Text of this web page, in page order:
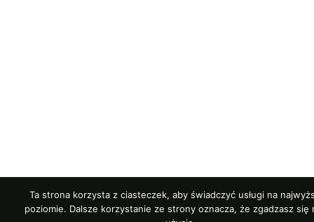
Ta strona korzysta z ciasteczek, aby świadczyć usługi na
poziomie. Dalsze korzystanie ze strony oznacza, że zgadzasz się